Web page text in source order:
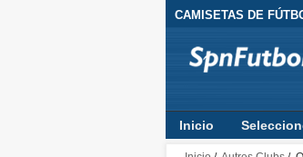
CAMISETAS DE
Inicio